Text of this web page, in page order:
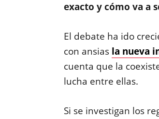
exacto y cómo va a
El debate ha ido
con ansias la nueva
cuenta que la
lucha entre ellas.
Si se investigan los